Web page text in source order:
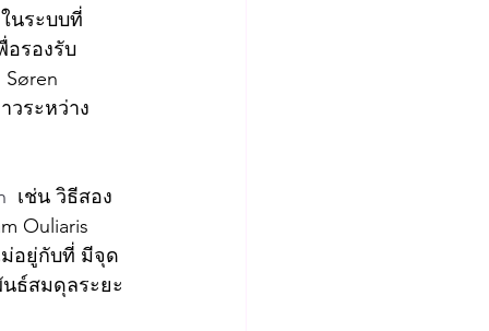
นระบบที่
อรองรับ
วระหว่าง
เช่น วิธีสอง
Ouliaris
อยู่กับที่ มีจุด
ธ์สมดุลระยะ